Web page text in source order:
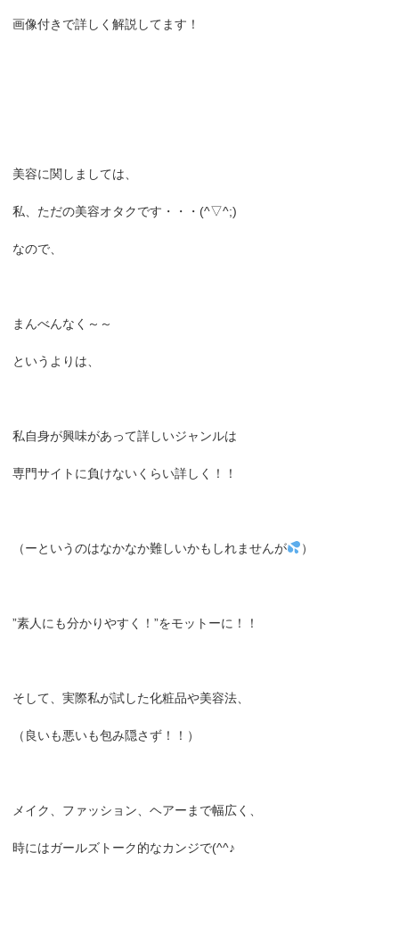
画像付きで詳しく解説してます！
美容に関しましては、
私、ただの美容オタクです・・・(^▽^;)
なので、
まんべんなく～～
というよりは、
私自身が興味があって詳しいジャンルは
専門サイトに負けないくらい詳しく！！
（ーというのはなかなか難しいかもしれませんが ）
”素人にも分かりやすく！”をモットーに！！
そして、実際私が試した化粧品や美容法、
（良いも悪いも包み隠さず！！）
メイク、ファッション、ヘアーまで幅広く、
時にはガールズトーク的なカンジで(^^♪